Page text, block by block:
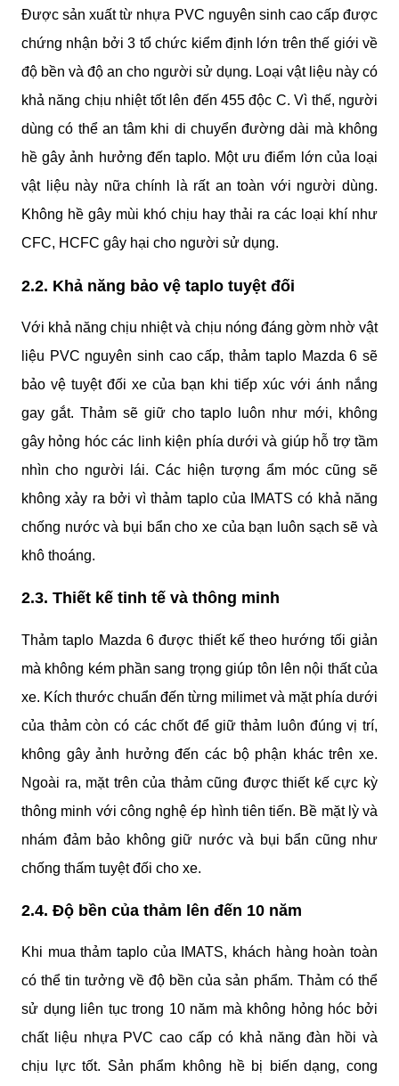
Được sản xuất từ nhựa PVC nguyên sinh cao cấp được
chứng nhận bởi 3 tổ chức kiểm định lớn trên thế giới về
độ bền và độ an cho người sử dụng. Loại vật liệu này có
khả năng chịu nhiệt tốt lên đến 455 độc C. Vì thế, người
dùng có thể an tâm khi di chuyển đường dài mà không
hề gây ảnh hưởng đến taplo. Một ưu điểm lớn của loại
vật liệu này nữa chính là rất an toàn với người dùng.
Không hề gây mùi khó chịu hay thải ra các loại khí như
CFC, HCFC gây hại cho người sử dụng.
2.2. Khả năng bảo vệ taplo tuyệt đối
Với khả năng chịu nhiệt và chịu nóng đáng gờm nhờ vật
liệu PVC nguyên sinh cao cấp, thảm taplo Mazda 6 sẽ
bảo vệ tuyệt đối xe của bạn khi tiếp xúc với ánh nắng
gay gắt. Thảm sẽ giữ cho taplo luôn như mới, không
gây hỏng hóc các linh kiện phía dưới và giúp hỗ trợ tầm
nhìn cho người lái. Các hiện tượng ẩm móc cũng sẽ
không xảy ra bởi vì thảm taplo của IMATS có khả năng
chống nước và bụi bẩn cho xe của bạn luôn sạch sẽ và
khô thoáng.
2.3. Thiết kế tinh tế và thông minh
Thảm taplo Mazda 6 được thiết kế theo hướng tối giản
mà không kém phần sang trọng giúp tôn lên nội thất của
xe. Kích thước chuẩn đến từng milimet và mặt phía dưới
của thảm còn có các chốt để giữ thảm luôn đúng vị trí,
không gây ảnh hưởng đến các bộ phận khác trên xe.
Ngoài ra, mặt trên của thảm cũng được thiết kế cực kỳ
thông minh với công nghệ ép hình tiên tiến. Bề mặt lỳ và
nhám đảm bảo không giữ nước và bụi bẩn cũng như
chống thấm tuyệt đối cho xe.
2.4. Độ bền của thảm lên đến 10 năm
Khi mua thảm taplo của IMATS, khách hàng hoàn toàn
có thể tin tưởng về độ bền của sản phẩm. Thảm có thể
sử dụng liên tục trong 10 năm mà không hỏng hóc bởi
chất liệu nhựa PVC cao cấp có khả năng đàn hồi và
chịu lực tốt. Sản phẩm không hề bị biến dạng, cong